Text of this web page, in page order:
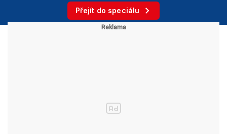
Přejít do speciálu